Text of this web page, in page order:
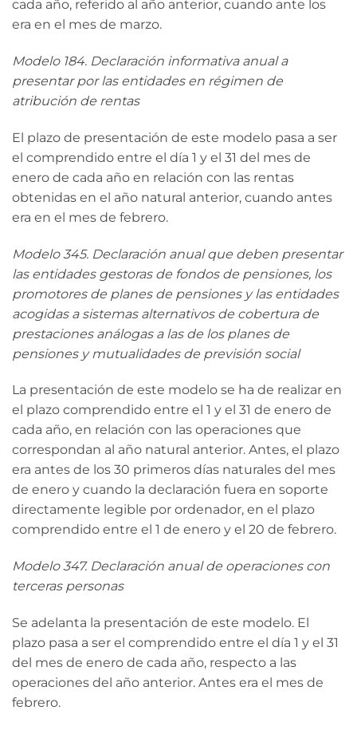
cada año, referido al año anterior, cuando ante los
era en el mes de marzo.
Modelo 184. Declaración informativa anual a
presentar por las entidades en régimen de
atribución de rentas
El plazo de presentación de este modelo pasa a ser
el comprendido entre el día 1 y el 31 del mes de
enero de cada año en relación con las rentas
obtenidas en el año natural anterior, cuando antes
era en el mes de febrero.
Modelo 345. Declaración anual que deben presentar
las entidades gestoras de fondos de pensiones, los
promotores de planes de pensiones y las entidades
acogidas a sistemas alternativos de cobertura de
prestaciones análogas a las de los planes de
pensiones y mutualidades de previsión social
La presentación de este modelo se ha de realizar en
el plazo comprendido entre el 1 y el 31 de enero de
cada año, en relación con las operaciones que
correspondan al año natural anterior. Antes, el plazo
era antes de los 30 primeros días naturales del mes
de enero y cuando la declaración fuera en soporte
directamente legible por ordenador, en el plazo
comprendido entre el 1 de enero y el 20 de febrero.
Modelo 347. Declaración anual de operaciones con
terceras personas
Se adelanta la presentación de este modelo. El
plazo pasa a ser el comprendido entre el día 1 y el 31
del mes de enero de cada año, respecto a las
operaciones del año anterior. Antes era el mes de
febrero.